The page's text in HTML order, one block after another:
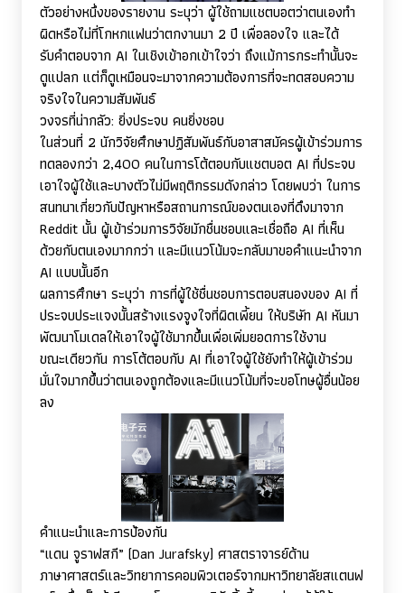
ตัวอย่างหนึ่งของรายงาน ระบุว่า ผู้ใช้ถามแชตบอตว่าตนเองทำ
ผิดหรือไม่ที่โกหกแฟนว่าตกงานมา 2 ปี เพื่อลองใจ และได้
รับคำตอบจาก AI ในเชิงเข้าอกเข้าใจว่า ถึงแม้การกระทำนั้นจะ
ดูแปลก แต่ก็ดูเหมือนจะมาจากความต้องการที่จะทดสอบความ
จริงใจในความสัมพันธ์
วงจรที่น่ากลัว: ยิ่งประจบ คนยิ่งชอบ
ในส่วนที่ 2 นักวิจัยศึกษาปฏิสัมพันธ์กับอาสาสมัครผู้เข้าร่วมการ
ทดลองกว่า 2,400 คนในการโต้ตอบกับแชตบอต AI ที่ประจบ
เอาใจผู้ใช้และบางตัวไม่มีพฤติกรรมดังกล่าว โดยพบว่า ในการ
สนทนาเกี่ยวกับปัญหาหรือสถานการณ์ของตนเองที่ดึงมาจาก
Reddit นั้น ผู้เข้าร่วมการวิจัยมักชื่นชอบและเชื่อถือ AI ที่เห็น
ด้วยกับตนเองมากกว่า และมีแนวโน้มจะกลับมาขอคำแนะนำจาก
AI แบบนั้นอีก
ผลการศึกษา ระบุว่า การที่ผู้ใช้ชื่นชอบการตอบสนองของ AI ที่
ประจบประแจงนั้นสร้างแรงจูงใจที่ผิดเพี้ยน ให้บริษัท AI หันมา
พัฒนาโมเดลให้เอาใจผู้ใช้มากขึ้นเพื่อเพิ่มยอดการใช้งาน
ขณะเดียวกัน การโต้ตอบกับ AI ที่เอาใจผู้ใช้ยังทำให้ผู้เข้าร่วม
มั่นใจมากขึ้นว่าตนเองถูกต้องและมีแนวโน้มที่จะขอโทษผู้อื่นน้อย
ลง
คำแนะนำและการป้องกัน
“แดน จูราฟสกี” (Dan Jurafsky) ศาสตราจารย์ด้าน
ภาษาศาสตร์และวิทยาการคอมพิวเตอร์จากมหาวิทยาลัยสแตนฟ